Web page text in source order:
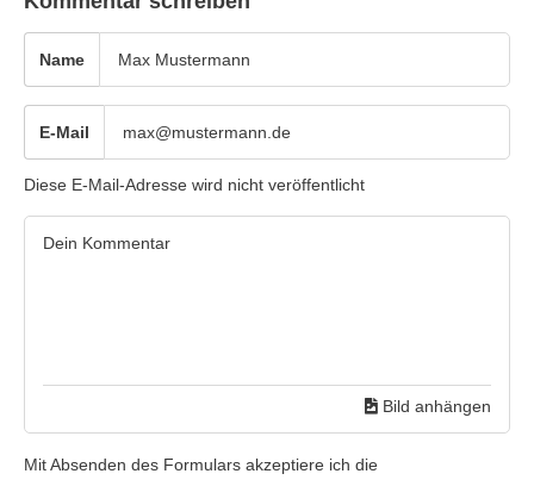
Name
E-Mail
Diese E-Mail-Adresse wird nicht veröffentlicht
Bild anhängen
Mit Absenden des Formulars akzeptiere ich die